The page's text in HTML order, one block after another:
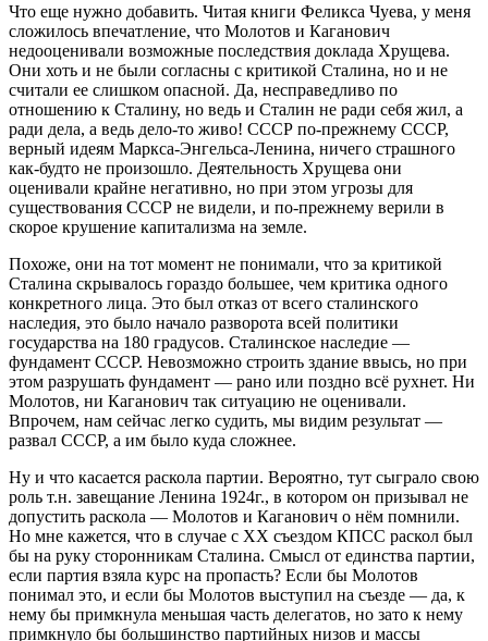
Что еще нужно добавить. Читая книги Феликса Чуева, у меня
сложилось впечатление, что Молотов и Каганович
недооценивали возможные последствия доклада Хрущева.
Они хоть и не были согласны с критикой Сталина, но и не
считали ее слишком опасной. Да, несправедливо по
отношению к Сталину, но ведь и Сталин не ради себя жил, а
ради дела, а ведь дело-то живо! СССР по-прежнему СССР,
верный идеям Маркса-Энгельса-Ленина, ничего страшного
как-будто не произошло. Деятельность Хрущева они
оценивали крайне негативно, но при этом угрозы для
существования СССР не видели, и по-прежнему верили в
скорое крушение капитализма на земле.
Похоже, они на тот момент не понимали, что за критикой
Сталина скрывалось гораздо большее, чем критика одного
конкретного лица. Это был отказ от всего сталинского
наследия, это было начало разворота всей политики
государства на 180 градусов. Сталинское наследие —
фундамент СССР. Невозможно строить здание ввысь, но при
этом разрушать фундамент — рано или поздно всё рухнет. Ни
Молотов, ни Каганович так ситуацию не оценивали.
Впрочем, нам сейчас легко судить, мы видим результат —
развал СССР, а им было куда сложнее.
Ну и что касается раскола партии. Вероятно, тут сыграло свою
роль т.н. завещание Ленина 1924г., в котором он призывал не
допустить раскола — Молотов и Каганович о нём помнили.
Но мне кажется, что в случае с XX съездом КПСС раскол был
бы на руку сторонникам Сталина. Смысл от единства партии,
если партия взяла курс на пропасть? Если бы Молотов
понимал это, и если бы Молотов выступил на съезде — да, к
нему бы примкнула меньшая часть делегатов, но зато к нему
примкнуло бы большинство партийных низов и массы